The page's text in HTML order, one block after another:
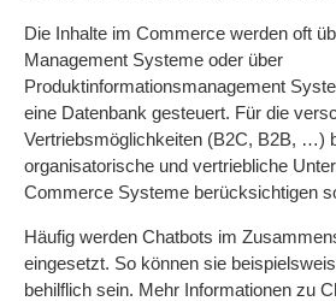
Die Inhalte im Commerce werden oft
Management Systeme oder über
Produktinformationsmanagement
eine Datenbank gesteuert. Für die
Vertriebsmöglichkeiten (B2C, B2B, …)
organisatorische und vertriebliche
Commerce Systeme berücksichtigen
Häufig werden Chatbots im
eingesetzt. So können sie
behilflich sein. Mehr Informationen zu